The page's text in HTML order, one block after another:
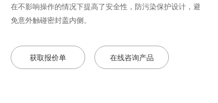
在不影响操作的情况下提高了安全性，防污染保护设计，避
免意外触碰密封盖内侧。
获取报价单 在线咨询产品